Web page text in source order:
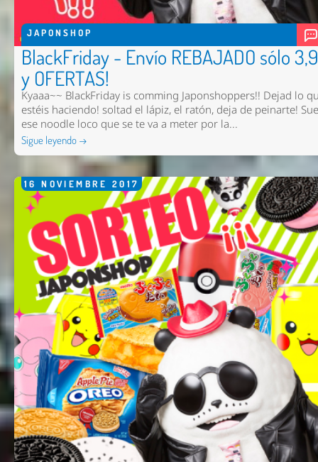
JAPONSHOP
BlackFriday - Envío REBAJADO sólo
y OFERTAS!
Kyaaa~~ BlackFriday is comming Japonshoppers!! Dejad lo
estéis haciendo! soltad el lápiz, el ratón, deja de peinarte!
ese noodle loco que se te va a meter por la...
Sigue leyendo →
16 NOVIEMBRE 2017